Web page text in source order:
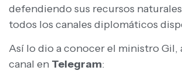
defendiendo sus recursos
todos los canales diplomáticos
Así lo dio a conocer el ministro Gil,
canal en Telegram: